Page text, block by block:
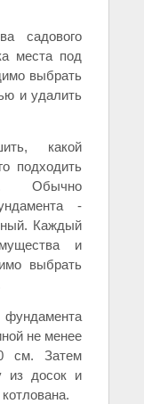
садового
места под
выбрать
и удалить
какой
подходить
Обычно
-
Каждый
и
выбрать
не менее
см. Затем
из досок и